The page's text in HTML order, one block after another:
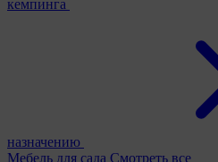
кемпинга
назначению
Мебель для сада Смотреть все